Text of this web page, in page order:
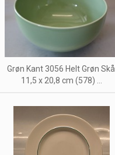
Grøn Kant 3056 Helt Grøn Skål
11,5 x 20,8 cm (578) ...